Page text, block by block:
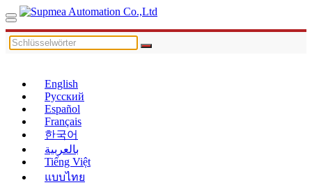
English
Русский
Español
Français
한국어
بالعربية
Tiếng Việt
แบบไทย